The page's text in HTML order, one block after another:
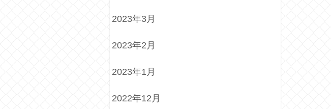
2023年3月
2023年2月
2023年1月
2022年12月